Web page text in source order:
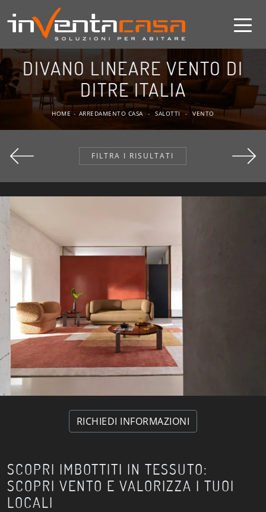
DIVANO LINEARE VENTO DI
DITRE ITALIA
HOME - ARREDAMENTO CASA - SALOTTI - VENTO
FILTRA I RISULTATI
RICHIEDI INFORMAZIONI
SCOPRI IMBOTTITI IN TESSUTO:
SCOPRI VENTO E VALORIZZA I TUOI
LOCALI